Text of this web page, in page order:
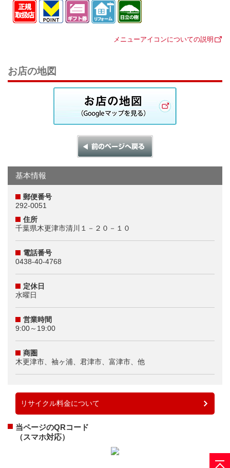
メニューアイコンについての説明
お店の地図
基本情報
郵便番号
292-0051
住所
千葉県木更津市清川１－２０－１０
電話番号
0438-40-4768
定休日
水曜日
営業時間
9:00～19:00
商圏
木更津市、袖ヶ浦、君津市、富津市、他
リサイクル料金について
当ページのQRコード
（スマホ対応）